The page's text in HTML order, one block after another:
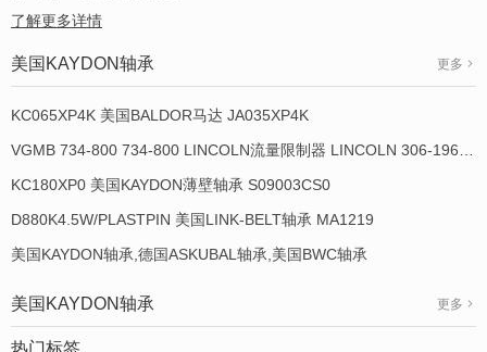
了解更多详情
美国KAYDON轴承 更多
KC065XP4K 美国BALDOR马达 JA035XP4K
KC180XP0 美国KAYDON薄壁轴承 S09003CS0
D880K4.5W/PLASTPIN 美国LINK-BELT轴承 MA1219
美国KAYDON轴承,德国ASKUBAL轴承,美国BWC轴承
美国KAYDON轴承 更多
热门标签